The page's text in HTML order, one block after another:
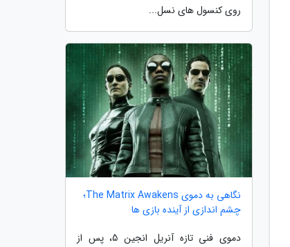
روی کنسول های نسل...
نگاهی به دموی The Matrix Awakens؛
چشم اندازی از آینده بازی ها
دموی فنی تازه آنریل انجین 5، پس از